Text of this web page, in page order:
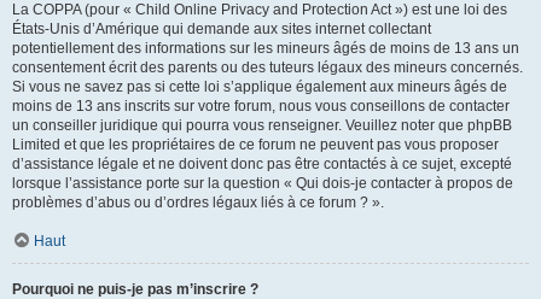
La COPPA (pour « Child Online Privacy and Protection Act ») est une loi des
États-Unis d’Amérique qui demande aux sites internet collectant
potentiellement des informations sur les mineurs âgés de moins de 13 ans un
consentement écrit des parents ou des tuteurs légaux des mineurs concernés.
Si vous ne savez pas si cette loi s’applique également aux mineurs âgés de
moins de 13 ans inscrits sur votre forum, nous vous conseillons de contacter
un conseiller juridique qui pourra vous renseigner. Veuillez noter que phpBB
Limited et que les propriétaires de ce forum ne peuvent pas vous proposer
d’assistance légale et ne doivent donc pas être contactés à ce sujet, excepté
lorsque l’assistance porte sur la question « Qui dois-je contacter à propos de
problèmes d’abus ou d’ordres légaux liés à ce forum ? ».
Haut
Pourquoi ne puis-je pas m’inscrire ?